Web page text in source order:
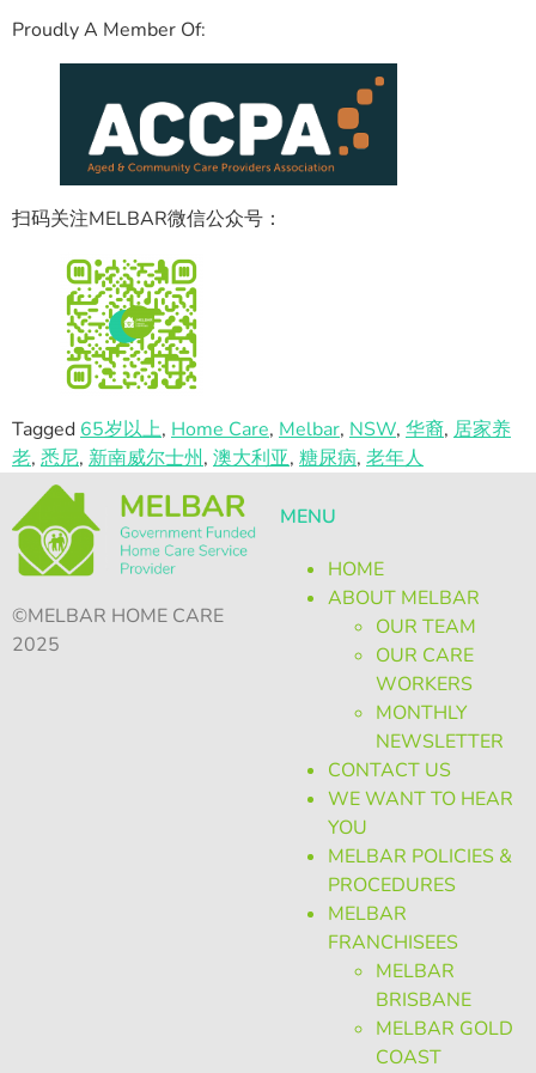
Proudly A Member Of:
扫码关注MELBAR微信公众号：
Tagged 65岁以上, Home Care, Melbar, NSW, 华裔, 居家养
老, 悉尼, 新南威尔士州, 澳大利亚, 糖尿病, 老年人
©MELBAR HOME CARE
2025
MENU
HOME
ABOUT MELBAR
OUR TEAM
OUR CARE
WORKERS
MONTHLY
NEWSLETTER
CONTACT US
WE WANT TO HEAR
YOU
MELBAR POLICIES &
PROCEDURES
MELBAR
FRANCHISEES
MELBAR
BRISBANE
MELBAR GOLD
COAST